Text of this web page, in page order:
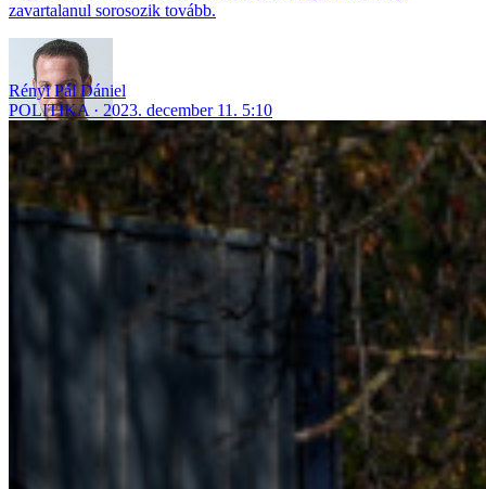
zavartalanul sorosozik tovább.
Rényi Pál Dániel
POLITIKA
2023. december 11. 5:10